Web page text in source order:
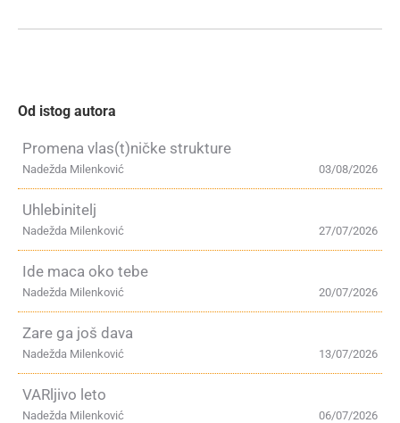
Od istog autora
Promena vlas(t)ničke strukture
03/08/2026
Nadežda Milenković
Uhlebinitelj
27/07/2026
Nadežda Milenković
Ide maca oko tebe
20/07/2026
Nadežda Milenković
Zare ga još dava
13/07/2026
Nadežda Milenković
VARljivo leto
06/07/2026
Nadežda Milenković